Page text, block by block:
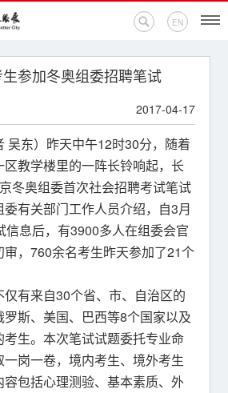
EN
参加冬奥组委招聘笔试
2017-04-17
吴东）昨天中午12时30分，随着
教学楼里的一阵长铃响起，长
冬奥组委首次社会招聘考试笔试
有关部门工作人员介绍，自3月
信息后，有3900多人在组委会官
审，760余名考生昨天参加了21个
仅有来自30个省、市、自治区的
斯、美国、巴西等8个国家以及
生。本次笔试试题委托专业命
岗一卷，境内考生、境外考生
包括心理测验、基本素质、外